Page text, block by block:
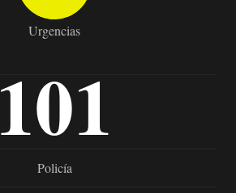
Urgencias
101
Policía